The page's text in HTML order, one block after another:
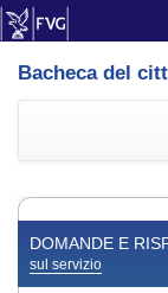
Bacheca del
DOMANDE E
sul servizio